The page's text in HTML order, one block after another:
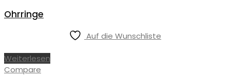
Ohrringe
Auf die Wunschliste
Weiterlesen
Compare